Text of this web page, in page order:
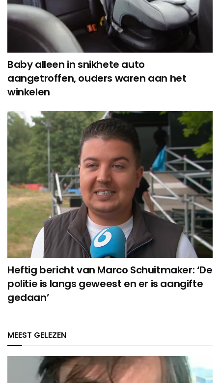
Baby alleen in snikhete auto
aangetroffen, ouders waren aan het
winkelen
Heftig bericht van Marco Schuitmaker: ‘De
politie is langs geweest en er is aangifte
gedaan’
MEEST GELEZEN